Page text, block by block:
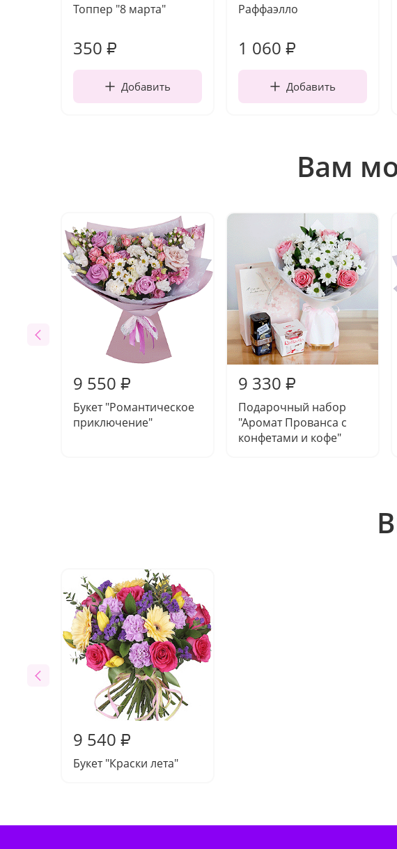
Топпер "8 марта"
350 ₽
Добавить
Раффаэлло
1 060 ₽
Добавить
Вам
9 550 ₽
Букет "Романтическое
приключение"
9 330 ₽
Подарочный набор
"Аромат Прованса с
конфетами и кофе"
9 540 ₽
Букет "Краски лета"